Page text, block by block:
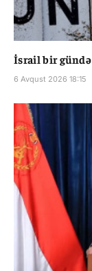
İsrail bir gündə
6 Avqust 2026 18:15